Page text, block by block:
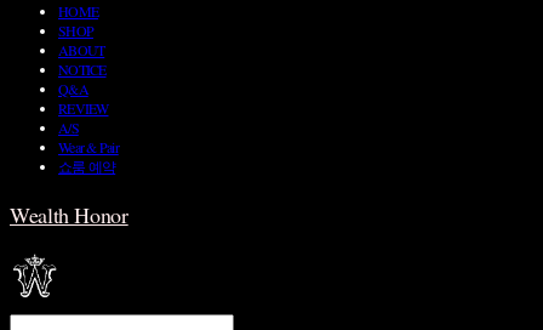
HOME
SHOP
ABOUT
NOTICE
Q&A
REVIEW
A/S
Wear & Pair
쇼룸 예약
Wealth Honor